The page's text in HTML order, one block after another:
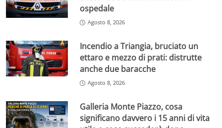
ospedale
Agosto 8, 2026
Incendio a Triangia, bruciato un
ettaro e mezzo di prati: distrutte
anche due baracche
Agosto 8, 2026
Galleria Monte Piazzo, cosa
significano davvero i 15 anni di vita